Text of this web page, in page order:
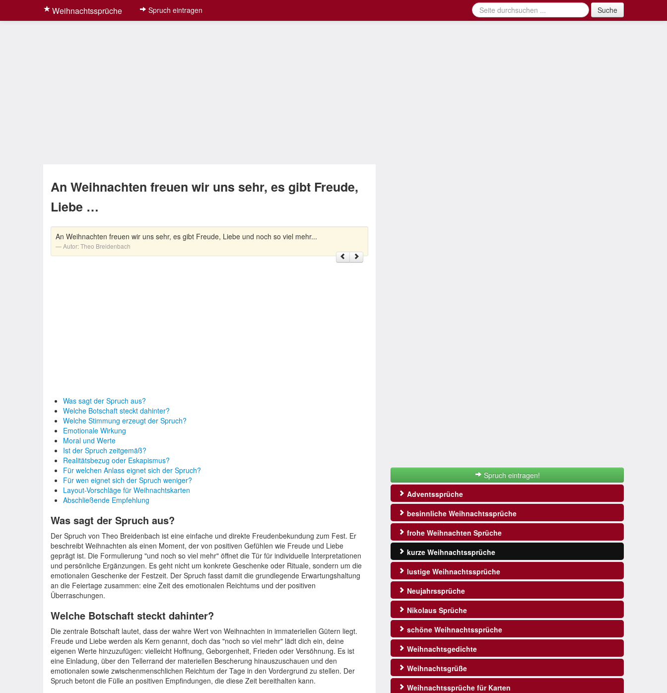
Weihnachtssprüche Spruch eintragen Suche
An Weihnachten freuen wir uns sehr, es gibt Freude,
Liebe …
An Weihnachten freuen wir uns sehr, es gibt Freude, Liebe und noch so viel mehr...
Autor:Theo Breidenbach
Was sagt der Spruch aus?
Welche Botschaft steckt dahinter?
Welche Stimmung erzeugt der Spruch?
Emotionale Wirkung
Moral und Werte
Ist der Spruch zeitgemäß?
Realitätsbezug oder Eskapismus?
Für welchen Anlass eignet sich der Spruch?
Für wen eignet sich der Spruch weniger?
Layout-Vorschläge für Weihnachtskarten
Abschließende Empfehlung
Was sagt der Spruch aus?
Der Spruch von Theo Breidenbach ist eine einfache und direkte Freudenbekundung zum Fest. Er
beschreibt Weihnachten als einen Moment, der von positiven Gefühlen wie Freude und Liebe
geprägt ist. Die Formulierung "und noch so viel mehr" öffnet die Tür für individuelle Interpretationen
und persönliche Ergänzungen. Es geht nicht um konkrete Geschenke oder Rituale, sondern um die
emotionalen Geschenke der Festzeit. Der Spruch fasst damit die grundlegende Erwartungshaltung
an die Feiertage zusammen: eine Zeit des emotionalen Reichtums und der positiven
Überraschungen.
Welche Botschaft steckt dahinter?
Die zentrale Botschaft lautet, dass der wahre Wert von Weihnachten in immateriellen Gütern liegt.
Freude und Liebe werden als Kern genannt, doch das "noch so viel mehr" lädt dich ein, deine
eigenen Werte hinzuzufügen: vielleicht Hoffnung, Geborgenheit, Frieden oder Versöhnung. Es ist
eine Einladung, über den Tellerrand der materiellen Bescherung hinauszuschauen und den
emotionalen sowie zwischenmenschlichen Reichtum der Tage in den Vordergrund zu stellen. Der
Spruch betont die Fülle an positiven Empfindungen, die diese Zeit bereithalten kann.
Spruch eintragen!
Adventssprüche
besinnliche Weihnachtssprüche
frohe Weihnachten Sprüche
kurze Weihnachtssprüche
lustige Weihnachtssprüche
Neujahrssprüche
Nikolaus Sprüche
schöne Weihnachtssprüche
Weihnachtsgedichte
Weihnachtsgrüße
Weihnachtssprüche für Karten